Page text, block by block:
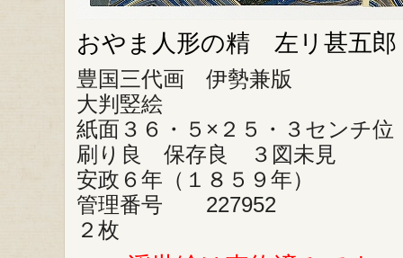
おやま人形の精 左リ甚五
豊国三代画 伊勢兼版
大判竪絵
紙面３６・５×２５・３センチ位
刷り良 保存良 ３図未見
安政６年（１８５９年）
管理番号 227952
２枚